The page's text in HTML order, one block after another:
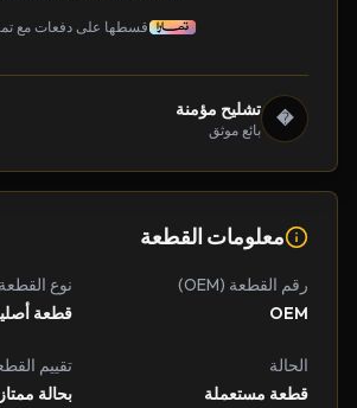
قسطها على دفعات مع
� تشليح مؤمنة
بائع موثق
معلومات القطعة
رقم القطعة (OEM)
OEM
نوع القطعة
قطعة
الحالة
قطعة مستعملة
تقييم
بحالة